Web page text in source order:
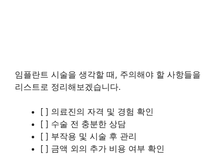
임플란트 시술을 생각할 때, 주의해야 할 사항들을
리스트로 정리해보겠습니다.
[ ] 의료진의 자격 및 경험 확인
[ ] 수술 전 충분한 상담
[ ] 부작용 및 시술 후 관리
[ ] 금액 외의 추가 비용 여부 확인